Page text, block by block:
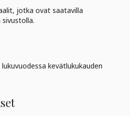
jotka ovat saatavilla
kevätlukukauden